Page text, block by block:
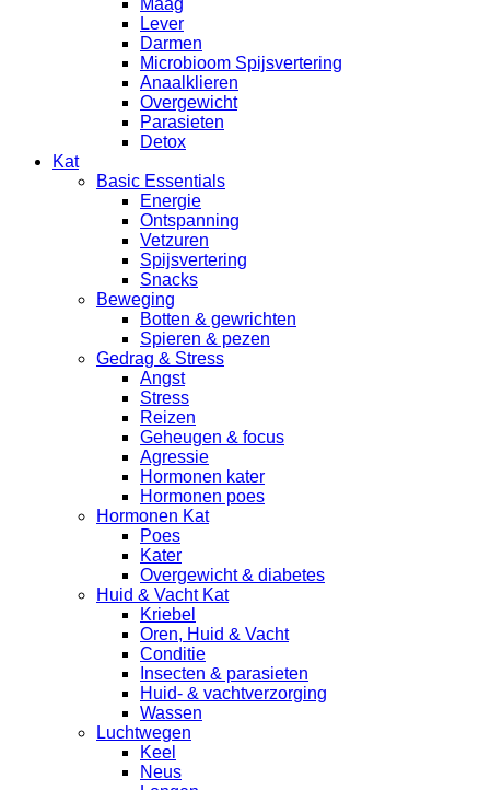
Lever
Darmen
Microbioom Spijsvertering
Anaalklieren
Overgewicht
Parasieten
Detox
Kat
Basic Essentials
Energie
Ontspanning
Vetzuren
Spijsvertering
Snacks
Beweging
Botten & gewrichten
Spieren & pezen
Gedrag & Stress
Angst
Stress
Reizen
Geheugen & focus
Agressie
Hormonen kater
Hormonen poes
Hormonen Kat
Poes
Kater
Overgewicht & diabetes
Huid & Vacht Kat
Kriebel
Oren, Huid & Vacht
Conditie
Insecten & parasieten
Huid- & vachtverzorging
Wassen
Luchtwegen
Keel
Neus